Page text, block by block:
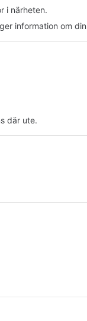
i närheten.
information om
där ute.